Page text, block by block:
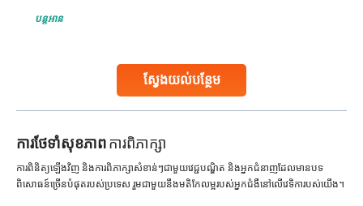
ស្វែងយល់បន្ថែម
globe are searching for treatments like angioplasty and
Studies, such as one published
បន្តអាន
ការ​ថែទាំ​សុខភាពការពិភាក្សា
ការពិនិត្យឡើងវិញ និងការពិភាក្សាសំខាន់ៗជាមួយវេជ្ជបណ្ឌិត និងអ្នកជំនាញដែលមានបទ
ពិសោធន៍ច្រើនបំផុតរបស់ប្រទេស រួមជាមួយនឹងមតិកែលម្អរបស់អ្នកជំងឺនៅលើវេទិការបស់យើង។